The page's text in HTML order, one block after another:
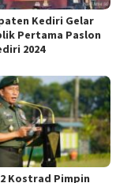
Kediri Gelar
Pertama Paslon
2024
Kostrad Pimpin